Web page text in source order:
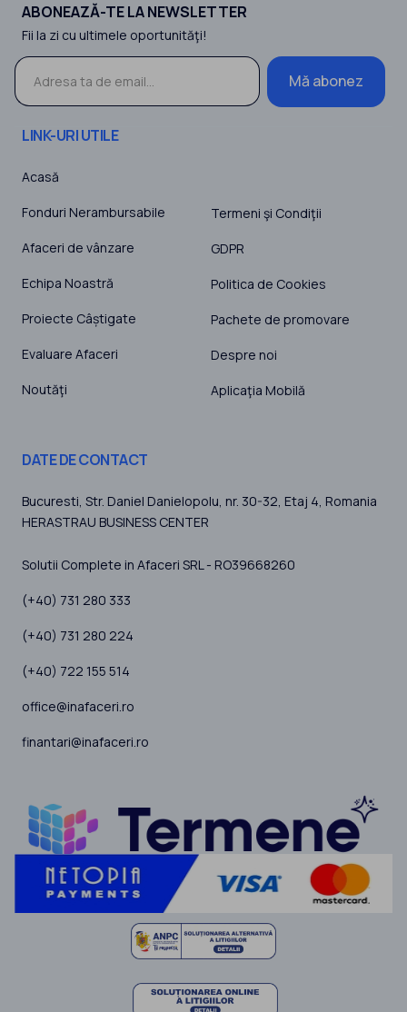
ABONEAZĂ-TE LA NEWSLETTER
Fii la zi cu ultimele oportunităţi!
Mă abonez
LINK-URI UTILE
Acasă
Fonduri Nerambursabile
Afaceri de vânzare
Echipa Noastră
Proiecte Câștigate
Evaluare Afaceri
Noutăţi
Termeni şi Condiţii
GDPR
Politica de Cookies
Pachete de promovare
Despre noi
Aplicaţia Mobilă
DATE DE CONTACT
Bucuresti, Str. Daniel Danielopolu, nr. 30-32, Etaj 4, Romania
HERASTRAU BUSINESS CENTER
Solutii Complete in Afaceri SRL - RO39668260
(+40) 731 280 333
(+40) 731 280 224
(+40) 722 155 514
office@inafaceri.ro
finantari@inafaceri.ro